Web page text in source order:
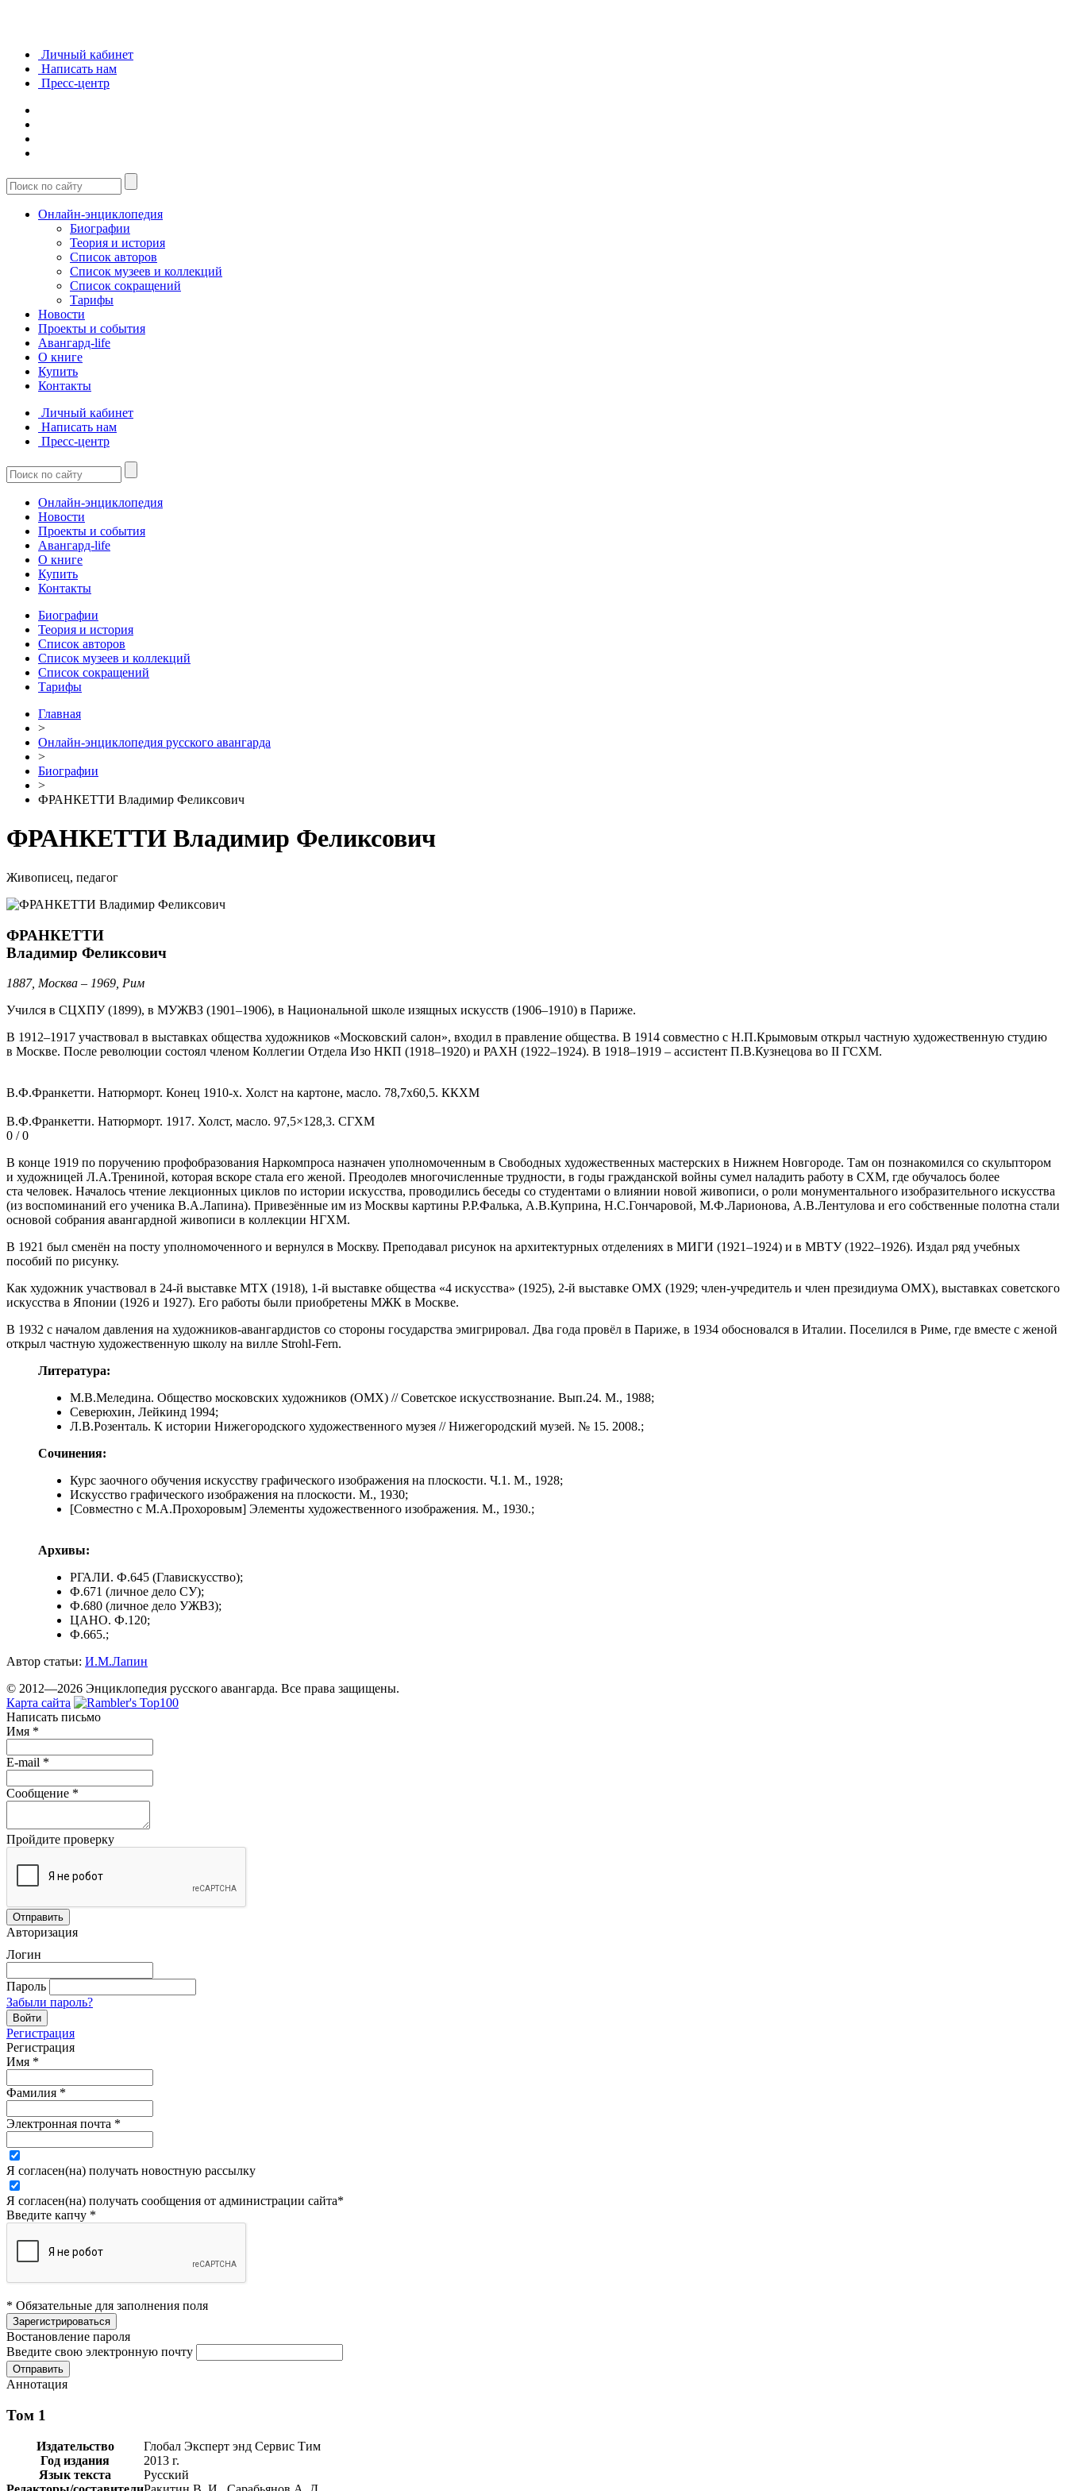
Личный кабинет
Написать нам
Пресс-центр
Онлайн-энциклопедия
Биографии
Теория и история
Список авторов
Список музеев и коллекций
Список сокращений
Тарифы
Новости
Проекты и события
Авангард-life
О книге
Купить
Контакты
Личный кабинет
Написать нам
Пресс-центр
Онлайн-энциклопедия
Новости
Проекты и события
Авангард-life
О книге
Купить
Контакты
Биографии
Теория и история
Список авторов
Список музеев и коллекций
Список сокращений
Тарифы
Главная
>
Онлайн-энциклопедия русского авангарда
>
Биографии
>
ФРАНКЕТТИ Владимир Феликсович
ФРАНКЕТТИ Владимир Феликсович
Живописец, педагог
ФРАНКЕТТИ
Владимир Феликсович
1887, Москва – 1969, Рим
Учился в СЦХПУ (1899), в МУЖВЗ (1901–1906), в Национальной школе изящных искусств (1906–1910) в Париже.
В 1912–1917 участвовал в выставках общества художников «Московский салон», входил в правление общества. В 1914 совместно с Н.П.Крымовым открыл частную художественную студию
в Москве. После революции состоял членом Коллегии Отдела Изо НКП (1918–1920) и РАХН (1922–1924). В 1918–1919 – ассистент П.В.Кузнецова во II ГСХМ.
В.Ф.Франкетти. Натюрморт. Конец 1910-х. Холст на картоне, масло. 78,7х60,5. ККХМ
В.Ф.Франкетти. Натюрморт. 1917. Холст, масло. 97,5×128,3. СГХМ
0 / 0
В конце 1919 по поручению профобразования Наркомпроса назначен уполномоченным в Свободных художественных мастерских в Нижнем Новгороде. Там он познакомился со скульптором
и художницей Л.А.Трениной, которая вскоре стала его женой. Преодолев многочисленные трудности, в годы гражданской войны сумел наладить работу в СХМ, где обучалось более
ста человек. Началось чтение лекционных циклов по истории искусства, проводились беседы со студентами о влиянии новой живописи, о роли монументального изобразительного искусства
(из воспоминаний его ученика В.А.Лапина). Привезённые им из Москвы картины Р.Р.Фалька, А.В.Куприна, Н.С.Гончаровой, М.Ф.Ларионова, А.В.Лентулова и его собственные полотна стали
основой собрания авангардной живописи в коллекции НГХМ.
В 1921 был сменён на посту уполномоченного и вернулся в Москву. Преподавал рисунок на архитектурных отделениях в МИГИ (1921–1924) и в МВТУ (1922–1926). Издал ряд учебных
пособий по рисунку.
Как художник участвовал в 24-й выставке МТХ (1918), 1-й выставке общества «4 искусства» (1925), 2-й выставке ОМХ (1929; член-учредитель и член президиума ОМХ), выставках советского
искусства в Японии (1926 и 1927). Его работы были приобретены МЖК в Москве.
В 1932 с началом давления на художников-авангардистов со стороны государства эмигрировал. Два года провёл в Париже, в 1934 обосновался в Италии. Поселился в Риме, где вместе с женой
открыл частную художественную школу на вилле Strohl-Fern.
Литература:
М.В.Меледина. Общество московских художников (ОМХ) // Советское искусствознание. Вып.24. М., 1988;
Северюхин, Лейкинд 1994;
Л.В.Розенталь. К истории Нижегородского художественного музея // Нижегородский музей. № 15. 2008.;
Сочинения:
Курс заочного обучения искусству графического изображения на плоскости. Ч.1. М., 1928;
Искусство графического изображения на плоскости. М., 1930;
[Совместно с М.А.Прохоровым] Элементы художественного изображения. М., 1930.;
Архивы:
РГАЛИ. Ф.645 (Главискусство);
Ф.671 (личное дело СУ);
Ф.680 (личное дело УЖВЗ);
ЦАНО. Ф.120;
Ф.665.;
Автор статьи: И.М.Лапин
© 2012—2026 Энциклопедия русского авангарда. Все права защищены.
Карта сайта
Написать письмо
Имя *
E-mail *
Сообщение *
Пройдите проверку
Авторизация
Логин
Пароль
Забыли пароль?
Регистрация
Регистрация
Имя *
Фамилия *
Электронная почта *
Я согласен(на) получать новостную рассылку
Я согласен(на) получать сообщения от администрации сайта*
Введите капчу *
* Обязательные для заполнения поля
Востановление пароля
Введите свою электронную почту
Аннотация
Том 1
Издательство
Глобал Эксперт энд Сервис Тим
Год издания
2013 г.
Язык текста
Русский